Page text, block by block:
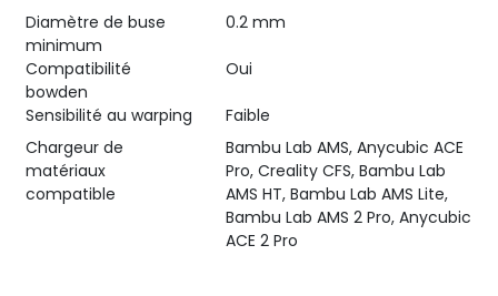
Diamètre de buse
minimum
0.2 mm
Compatibilité
bowden
Oui
Sensibilité au warping
Faible
Chargeur de
matériaux
compatible
Bambu Lab AMS, Anycubic ACE
Pro, Creality CFS, Bambu Lab
AMS HT, Bambu Lab AMS Lite,
Bambu Lab AMS 2 Pro, Anycubic
ACE 2 Pro